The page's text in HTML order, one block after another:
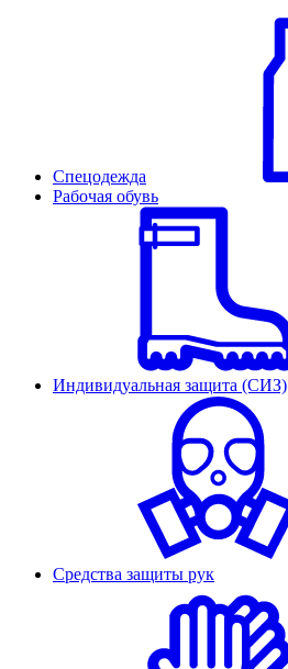
Спецодежда
Рабочая обувь
Индивидуальная защита (СИЗ)
Средства защиты рук